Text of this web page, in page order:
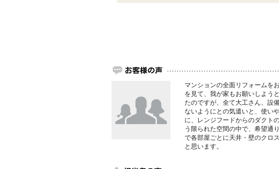
マンションの全面リフォームを
を見て、我が家もお願いしよう
たのですが、全て大工さん、設
ないようにとの気遣いと、使い
に、レンジフードからのダクト
う限られた空間の中で、希望通
で各部屋ごとに天井・壁のクロ
と思います。